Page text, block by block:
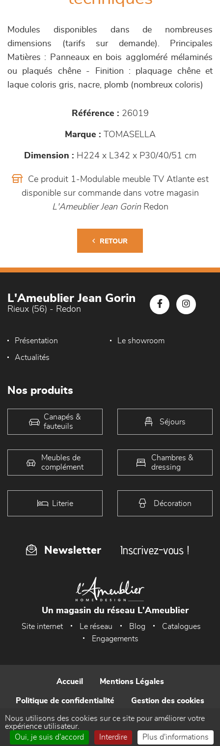
Modules disponibles dans de nombreuses
dimensions (tarifs sur demande). Principales
Matières : Panneaux en bois aggloméré mélaminés
ou plaqués chêne - Finition : plaquage chêne et
laque coloris gris, nacre, plomb (nombreux coloris)
Référence : 26019
Marque : TOMASELLA
Dimension : H224 x L342 x P30/40/51 cm
Ce produit 1-Modulable meuble TV Atlante est
disponible sur commande dans votre magasin
L'Ameublier Jean GorinRedon
RETOUR
L'Ameublier Jean Gorin
Rieux (56) - Redon
Présentation Le showroom
Actualités
Nos produits
Canapés &
fauteuils
Séjours
Meubles de
complément
Chambres &
dressing
Literie Décoration
Newsletter Inscrivez-vous !
Un magasin du réseau L'Ameublier
Site internet Le réseau Blog
Catalogues
Engagements
Accueil Mentions Légales
Politique de confidentialité Gestion des cookies
Contact
Nous utilisons des cookies sur ce site pour améliorer votre
expérience utilisateur.
Oui, je suis d'accord
Interdire Plus d'informations